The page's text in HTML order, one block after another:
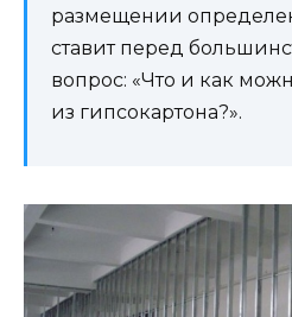
размещении
ставит перед
вопрос: «Что и как
из гипсокартона?».